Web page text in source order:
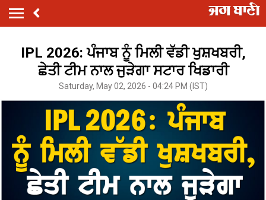
IPL 2026: ਪੰਜਾਬ ਨੂੰ ਮਿਲੀ ਵੱਡੀ ਖੁਸ਼ਖਬਰੀ,
ਛੇਤੀ ਟੀਮ ਨਾਲ ਜੁੜੇਗਾ ਸਟਾਰ ਖਿਡਾਰੀ
Saturday, May 02, 2026 - 04:24 PM (IST)